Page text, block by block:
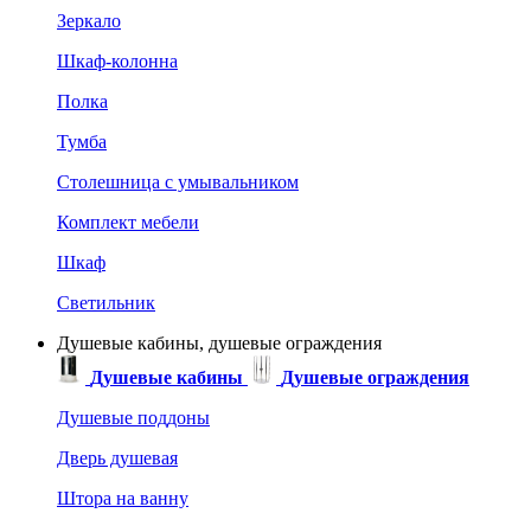
Зеркало
Шкаф-колонна
Полка
Тумба
Столешница с умывальником
Комплект мебели
Шкаф
Светильник
Душевые кабины, душевые ограждения
Душевые кабины
Душевые ограждения
Душевые поддоны
Дверь душевая
Штора на ванну